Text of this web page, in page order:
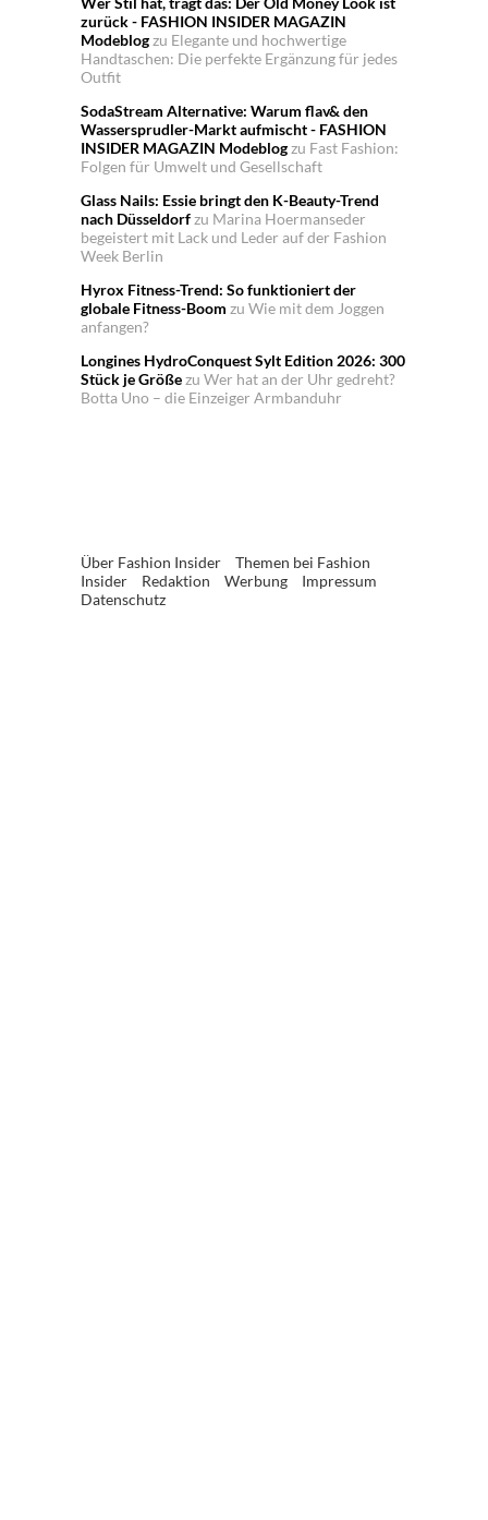
zurück - FASHION INSIDER MAGAZIN
Modeblogzu Elegante und hochwertige
Handtaschen: Die perfekte Ergänzung für jedes
Outfit
SodaStream Alternative: Warum flav& den
Wassersprudler-Markt aufmischt - FASHION
INSIDER MAGAZIN Modeblogzu Fast Fashion:
Folgen für Umwelt und Gesellschaft
Glass Nails: Essie bringt den K-Beauty-Trend
nach Düsseldorfzu Marina Hoermanseder
begeistert mit Lack und Leder auf der Fashion
Week Berlin
Hyrox Fitness-Trend: So funktioniert der
globale Fitness-Boom zu Wie mit dem Joggen
anfangen?
Longines HydroConquest Sylt Edition 2026: 300
Stück je Größezu Wer hat an der Uhr gedreht?
Botta Uno – die Einzeiger Armbanduhr
Über Fashion Insider
Themen bei Fashion
Insider
Redaktion Werbung
Impressum
Datenschutz